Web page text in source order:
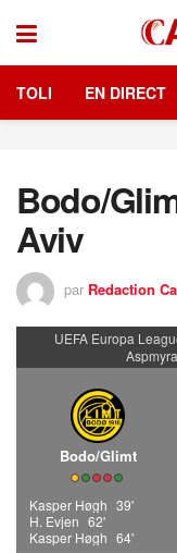
TOLI EN DIRECT
Bodo/
Aviv
par Redaction
UEFA Europa
Bodo/Glimt
Kasper Høgh 39'
H. Evjen 62'
Kasper Høgh 64'